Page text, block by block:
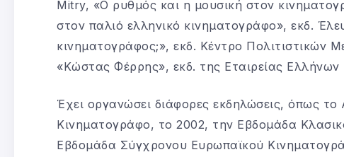
Mitry, «Ο ρυθμός και η μουσική στον
στον παλιό ελληνικό κινηματογράφο», εκδ.
κινηματογράφος;», εκδ. Κέντρο Πολιτιστικών
«Κώστας Φέρρης», εκδ. της Εταιρείας Ελλήνων
Έχει οργανώσει διάφορες εκδηλώσεις, όπως
Κινηματογράφο, το 2002, την Εβδομάδα
Εβδομάδα Σύγχρονου Ευρωπαϊκού